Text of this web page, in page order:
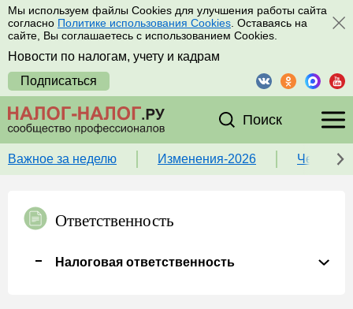
Мы используем файлы Cookies для улучшения работы сайта
согласно Политике использования Cookies . Оставаясь на
сайте, Вы соглашаетесь с использованием Cookies.
Новости по налогам, учету и кадрам
Подписаться
Поиск
Важное за неделю Изменения-2026 Чек-
Ответственность
Налоговая ответственность